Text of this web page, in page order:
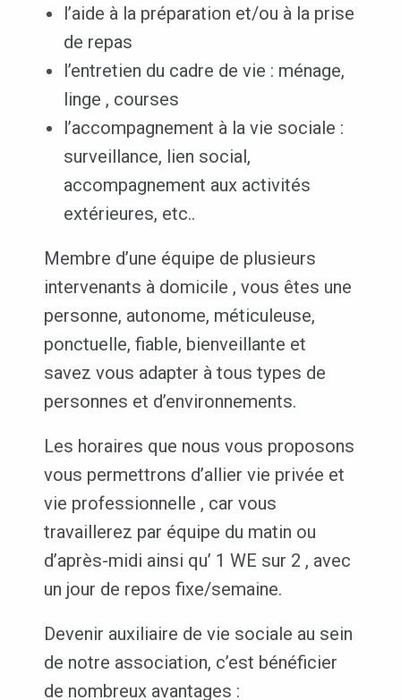
l’aide à la préparation et/ou à la prise
de repas
l’entretien du cadre de vie : ménage,
linge , courses
l’accompagnement à la vie sociale :
surveillance, lien social,
accompagnement aux activités
extérieures, etc..
Membre d’une équipe de plusieurs
intervenants à domicile , vous êtes une
personne, autonome, méticuleuse,
ponctuelle, fiable, bienveillante et
savez vous adapter à tous types de
personnes et d’environnements.
Les horaires que nous vous proposons
vous permettrons d’allier vie privée et
vie professionnelle , car vous
travaillerez par équipe du matin ou
d’après-midi ainsi qu’ 1 WE sur 2 , avec
un jour de repos fixe/semaine.
Devenir auxiliaire de vie sociale au sein
de notre association, c’est bénéficier
de nombreux avantages :